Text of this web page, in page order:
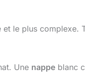
le plus complexe.
Une nappe blanc